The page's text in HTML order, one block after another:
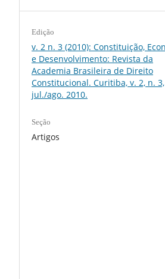
Edição
v. 2 n. 3 (2010): Constituição,
e Desenvolvimento: Revista da
Academia Brasileira de Direito
Constitucional. Curitiba, v. 2, n. 3,
jul./ago. 2010.
Seção
Artigos